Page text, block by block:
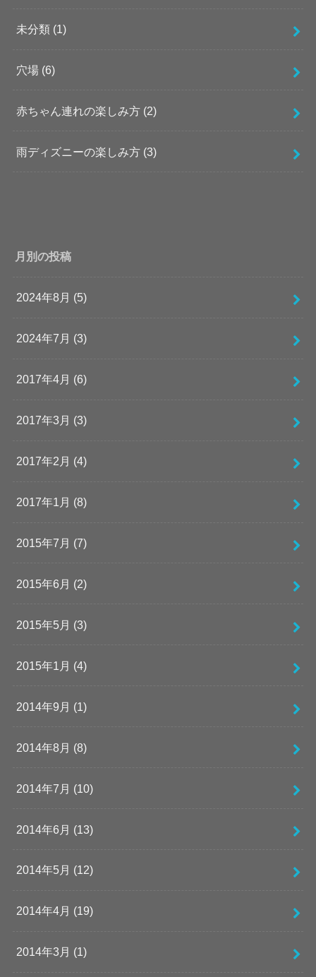
未分類 (1)
穴場 (6)
赤ちゃん連れの楽しみ方 (2)
雨ディズニーの楽しみ方 (3)
月別の投稿
2024年8月 (5)
2024年7月 (3)
2017年4月 (6)
2017年3月 (3)
2017年2月 (4)
2017年1月 (8)
2015年7月 (7)
2015年6月 (2)
2015年5月 (3)
2015年1月 (4)
2014年9月 (1)
2014年8月 (8)
2014年7月 (10)
2014年6月 (13)
2014年5月 (12)
2014年4月 (19)
2014年3月 (1)